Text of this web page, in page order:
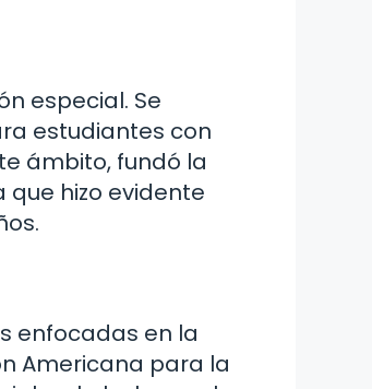
especial. Se
estudiantes con
ámbito, fundó la
que hizo evidente
enfocadas en la
Americana para la